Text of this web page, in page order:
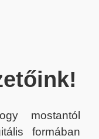
mostantól
formában